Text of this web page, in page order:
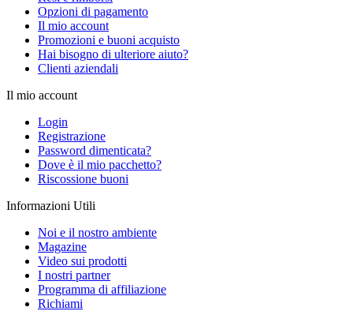
Opzioni di pagamento
Il mio account
Promozioni e buoni acquisto
Hai bisogno di ulteriore aiuto?
Clienti aziendali
Il mio account
Login
Registrazione
Password dimenticata?
Dove è il mio pacchetto?
Riscossione buoni
Informazioni Utili
Noi e il nostro ambiente
Magazine
Video sui prodotti
I nostri partner
Programma di affiliazione
Richiami